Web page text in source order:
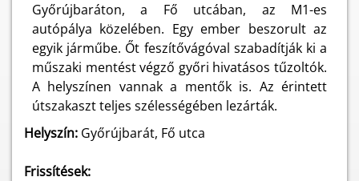
Győrújbaráton, a Fő utcában, az M1-es
autópálya közelében. Egy ember beszorult az
egyik járműbe. Őt feszítővágóval szabadítják ki a
műszaki mentést végző győri hivatásos tűzoltók.
A helyszínen vannak a mentők is. Az érintett
útszakaszt teljes szélességében lezárták.
Helyszín: Győrújbarát, Fő utca
Frissítések: